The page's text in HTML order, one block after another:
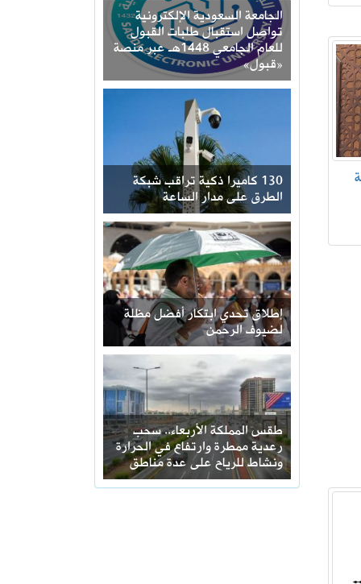
الجامعة السعودية الإلكترونية
تواصل استقبال طلبات القبول
للعام الجامعي 1448هـ عبر منصة
«قبول»
130 كاميرا ذكية تراقب شبكة
الطرق على مدار الساعة
إطلاق تحدي ابتكار أفضل مظلة
لضيوف الرحمن
طقس المملكة الأربعاء.. سحب
رعدية ممطرة وارتفاع في الحرارة
ونشاط للرياح على عدة مناطق